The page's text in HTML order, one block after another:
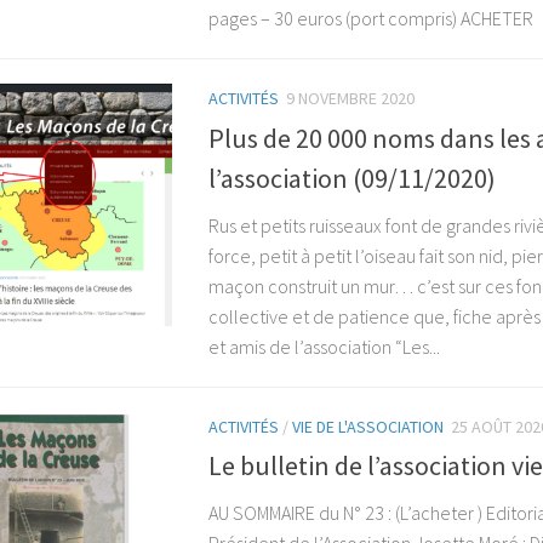
pages – 30 euros (port compris)
ACTIVITÉS 9 NOVEMBRE 2020
Plus de 20 000 noms dans
l’association (09/11/2020)
Rus et petits ruisseaux font de grandes
force, petit à petit l’oiseau fait son nid,
maçon construit un mur… c’est sur ces
collective et de patience que, fiche
et amis de l’association “Les...
ACTIVITÉS /VIE DE L'ASSOCIATION 25 AOÛT
Le bulletin de l’association
AU SOMMAIRE du N° 23 : (L’acheter )